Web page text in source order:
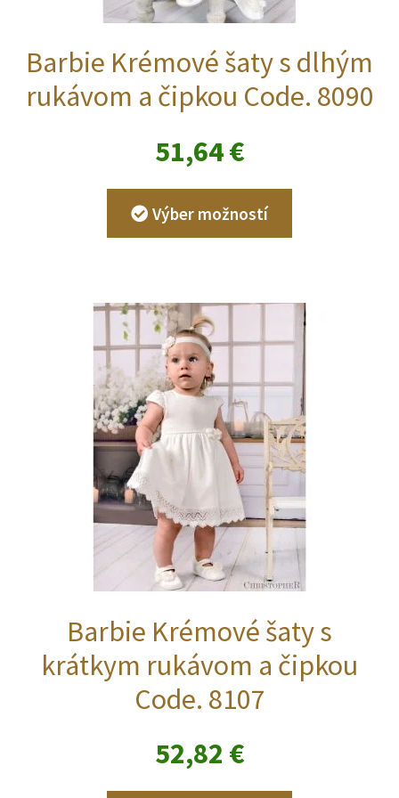
Barbie Krémové šaty s dlhým
rukávom a čipkou Code. 8090
51,64€
Výber možností
má
Možnosti
si
môžete
na
stránke
produktu.
Barbie Krémové šaty s
krátkym rukávom a čipkou
Code. 8107
52,82 €